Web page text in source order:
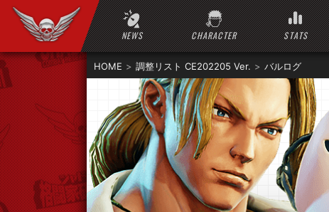
NEWS CHARACTER STATS
HOME 調整リスト CE202205 Ver. バルログ